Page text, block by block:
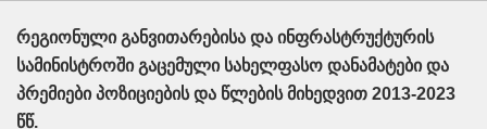
რეგიონული განვითარებისა და ინფრასტრუქტურის
სამინისტროში გაცემული სახელფასო დანამატები და
პრემიები პოზიციების და წლების მიხედვით 2013-2023
წწ.